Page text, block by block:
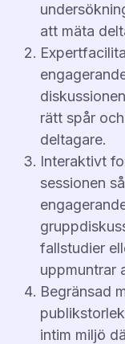
att mäta
rätt spår
deltagare.
Interaktivt
sessionen
fallstudier
uppmuntrar
Begränsad
intim miljö